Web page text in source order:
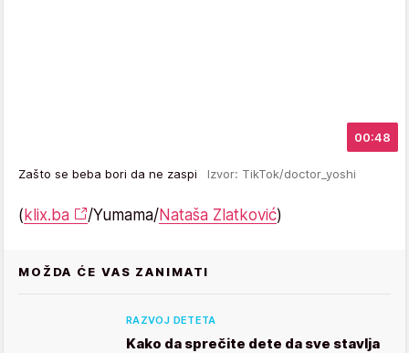
00:48
Zašto se beba bori da ne zaspi Izvor: TikTok/doctor_yoshi
( klix.ba /Yumama/Nataša Zlatković)
MOŽDA ĆE VAS ZANIMATI
RAZVOJ DETETA
Kako da sprečite dete da sve stavlja